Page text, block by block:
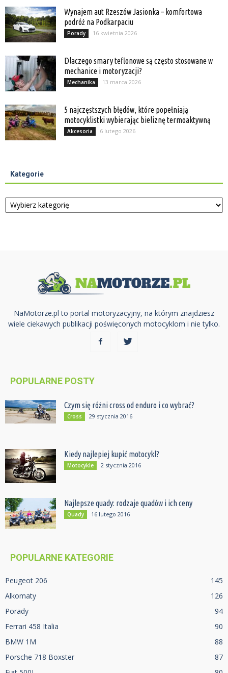
Wynajem aut Rzeszów Jasionka – komfortowa
podróż na Podkarpaciu
Porady 16 kwietnia 2026
Dlaczego smary teflonowe są często stosowane w
mechanice i motoryzacji?
Mechanika 13 marca 2026
5 najczęstszych błędów, które popełniają
motocyklistki wybierając bieliznę termoaktywną
Akcesoria 6 lutego 2026
Kategorie
Kategorie
NaMotorze.pl to portal motoryzacyjny, na którym znajdziesz
wiele ciekawych publikacji poświęconych motocyklom i nie tylko.
POPULARNE POSTY
Czym się różni cross od enduro i co wybrać?
Cross 29 stycznia 2016
Kiedy najlepiej kupić motocykl?
Motocykle 2 stycznia 2016
Najlepsze quady: rodzaje quadów i ich ceny
Quady 16 lutego 2016
POPULARNE KATEGORIE
Peugeot 206
145
Alkomaty
126
Porady
94
Ferrari 458 Italia
90
BMW 1M
88
Porsche 718 Boxster
87